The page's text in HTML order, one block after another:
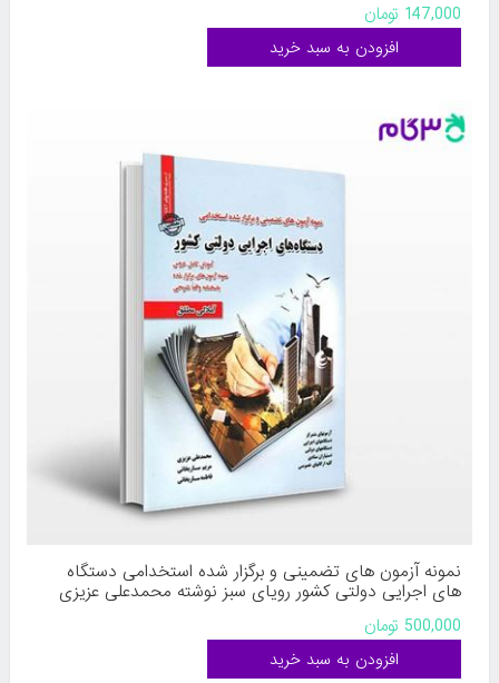
147,000 تومان
نمونه آزمون های تضمینی و برگزار شده استخدامی دستگاه
های اجرایی دولتی کشور رویای سبز نوشته محمدعلی عزیزی
مریم ساریخانی فاطمه ساریخانی
500,000 تومان